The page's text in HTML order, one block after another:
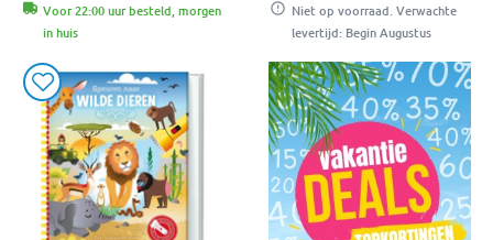
Voor 22:00 uur besteld, morgen
in huis
Niet op voorraad. Verwachte
levertijd: Begin Augustus